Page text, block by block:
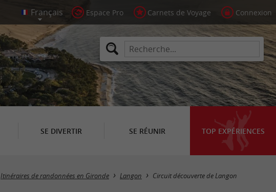
Espace Pro Carnets de Voyage Connexion
SE DIVERTIR SE RÉUNIR TOP EXPÉRIENCES
Itinéraires de randonnées en Gironde Langon Circuit découverte de Langon